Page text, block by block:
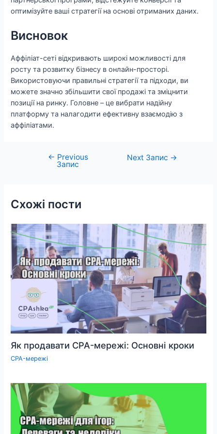
оптимізуйте ваші стратегії на основі отриманих даних.
Висновок
Аффіліат-сеті відкривають широкі можливості для
росту та розвитку бізнесу в онлайн-просторі.
Використовуючи правильні стратегії та підходи, ви
можете значно збільшити свої продажі та зміцнити
позиції на ринку. Головне – це вибрати надійну
платформу та налагодити ефективну взаємодію з
аффіліатами.
Навігація
← Previous
Запис
Next Запис →
Схожі пости
Як продавати CPA-мережі: Основні кроки
CPA-мережі